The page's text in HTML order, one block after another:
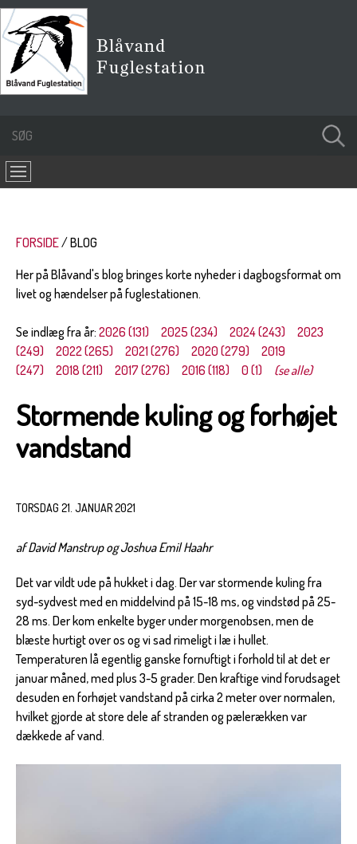
FORSIDE
BLOG
Her på Blåvand's blog bringes korte nyheder i dagbogsformat om
livet og hændelser på fuglestationen.
Se indlæg fra år: 2026 (131) 2025 (234) 2024 (243)
2023
(249)
2022 (265) 2021 (276) 2020 (279)
2019
(247)
2018 (211) 2017 (276) 2016 (118) 0 (1) (se alle)
Stormende kuling og forhøjet
vandstand
TORSDAG 21. JANUAR 2021
af David Manstrup og Joshua Emil Haahr
Det var vildt ude på hukket i dag. Der var stormende kuling fra
syd-sydvest med en middelvind på 15-18 ms, og vindstød på 25-
28 ms. Der kom enkelte byger under morgenobsen, men de
blæste hurtigt over os og vi sad rimeligt i læ i hullet.
Temperaturen lå egentlig ganske fornuftigt i forhold til at det er
januar måned, med plus 3-5 grader. Den kraftige vind forudsaget
desuden en forhøjet vandstand på cirka 2 meter over normalen,
hvilket gjorde at store dele af stranden og pælerækken var
dækkede af vand.